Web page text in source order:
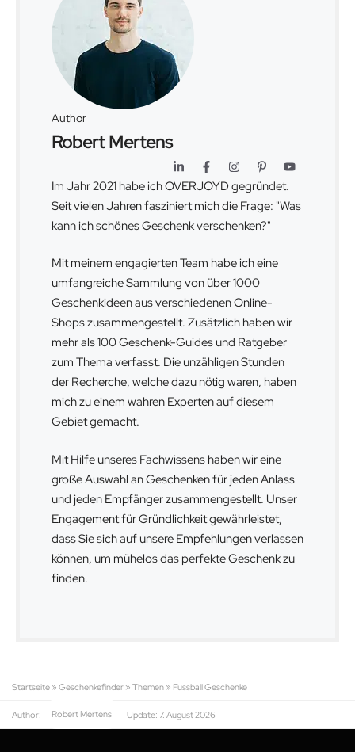
Author
Robert Mertens
Im Jahr 2021 habe ich OVERJOYD gegründet.
Seit vielen Jahren fasziniert mich die Frage: "Was
kann ich schönes Geschenk verschenken?"
Mit meinem engagierten Team habe ich eine
umfangreiche Sammlung von über 1000
Geschenkideen aus verschiedenen Online-
Shops zusammengestellt. Zusätzlich haben wir
mehr als 100 Geschenk-Guides und Ratgeber
zum Thema verfasst. Die unzähligen Stunden
der Recherche, welche dazu nötig waren, haben
mich zu einem wahren Experten auf diesem
Gebiet gemacht.
Mit Hilfe unseres Fachwissens haben wir eine
große Auswahl an Geschenken für jeden Anlass
und jeden Empfänger zusammengestellt. Unser
Engagement für Gründlichkeit gewährleistet,
dass Sie sich auf unsere Empfehlungen verlassen
können, um mühelos das perfekte Geschenk zu
finden.
Startseite » Geschenkefinder » Themen » Fussball Geschenke
Author: Robert Mertens | Update: 7. August 2026